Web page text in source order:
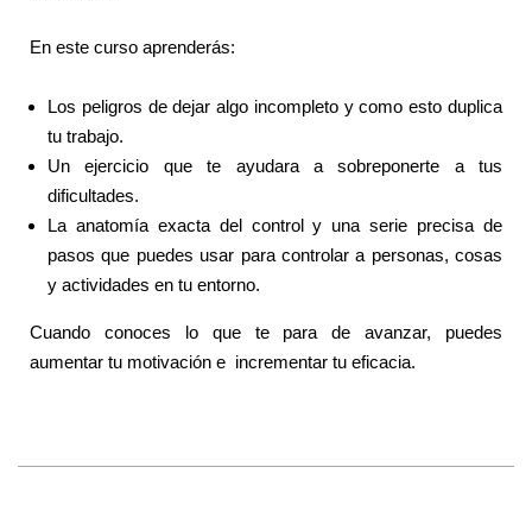
En este curso aprenderás:
Los peligros de dejar algo incompleto y como esto duplica
tu trabajo.
Un ejercicio que te ayudara a sobreponerte a tus
dificultades.
La anatomía exacta del control y una serie precisa de
pasos que puedes usar para controlar a personas, cosas
y actividades en tu entorno.
Cuando conoces lo que te para de avanzar, puedes
aumentar tu motivación e incrementar tu eficacia.